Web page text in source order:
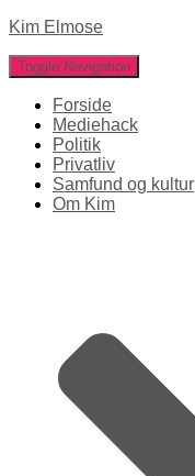
Kim Elmose
Toggle Navigation
Forside
Mediehack
Politik
Privatliv
Samfund og kultur
Om Kim